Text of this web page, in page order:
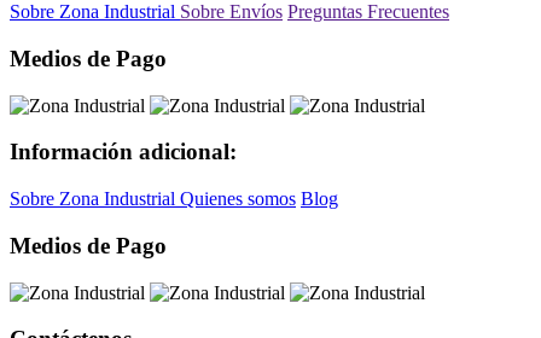
Sobre Zona Industrial Sobre Envíos Preguntas Frecuentes
Medios de Pago
Información adicional:
Sobre Zona Industrial Quienes somos Blog
Medios de Pago